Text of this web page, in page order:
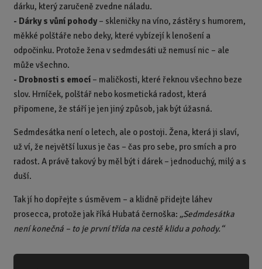
dárku, který zaručeně zvedne náladu.
- Dárky s vůní pohody– skleničky na víno, zástěry s humorem,
měkké polštáře nebo deky, které vybízejí k lenošení a
odpočinku. Protože žena v sedmdesáti už nemusí nic – ale
může všechno.
- Drobnosti s emocí– maličkosti, které řeknou všechno beze
slov. Hrníček, polštář nebo kosmetická radost, která
připomene, že stáří je jen jiný způsob, jak být úžasná.
Sedmdesátka není o letech, ale o postoji. Žena, která ji slaví,
už ví, že největší luxus je čas – čas pro sebe, pro smích a pro
radost. A právě takový by měl být i dárek – jednoduchý, milý a s
duší.
Tak jí ho dopřejte s úsměvem – a klidně přidejte láhev
prosecca, protože jak říká Hubatá černoška: „Sedmdesátka
není konečná – to je první třída na cestě klidu a pohody.“